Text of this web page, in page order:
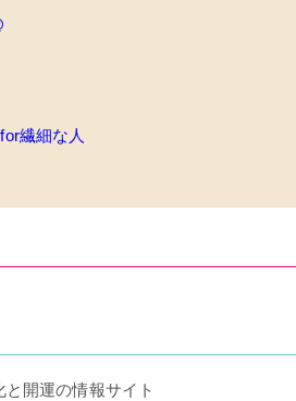
繊細な人
開運の情報サイト